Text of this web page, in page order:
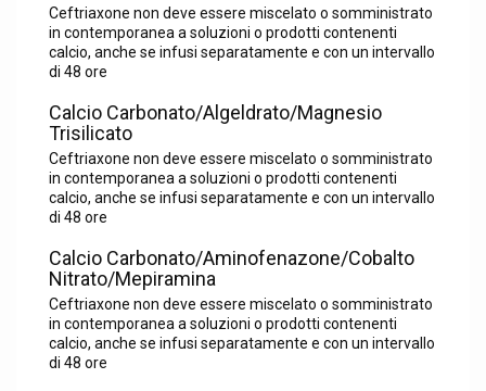
Ceftriaxone non deve essere miscelato o somministrato
in contemporanea a soluzioni o prodotti contenenti
calcio, anche se infusi separatamente e con un intervallo
di 48 ore
Calcio Carbonato/Algeldrato/Magnesio
Trisilicato
Ceftriaxone non deve essere miscelato o somministrato
in contemporanea a soluzioni o prodotti contenenti
calcio, anche se infusi separatamente e con un intervallo
di 48 ore
Calcio Carbonato/Aminofenazone/Cobalto
Nitrato/Mepiramina
Ceftriaxone non deve essere miscelato o somministrato
in contemporanea a soluzioni o prodotti contenenti
calcio, anche se infusi separatamente e con un intervallo
di 48 ore